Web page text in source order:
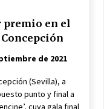
en el
de 2021
(Sevilla), a
punto y final a
cuya gala final